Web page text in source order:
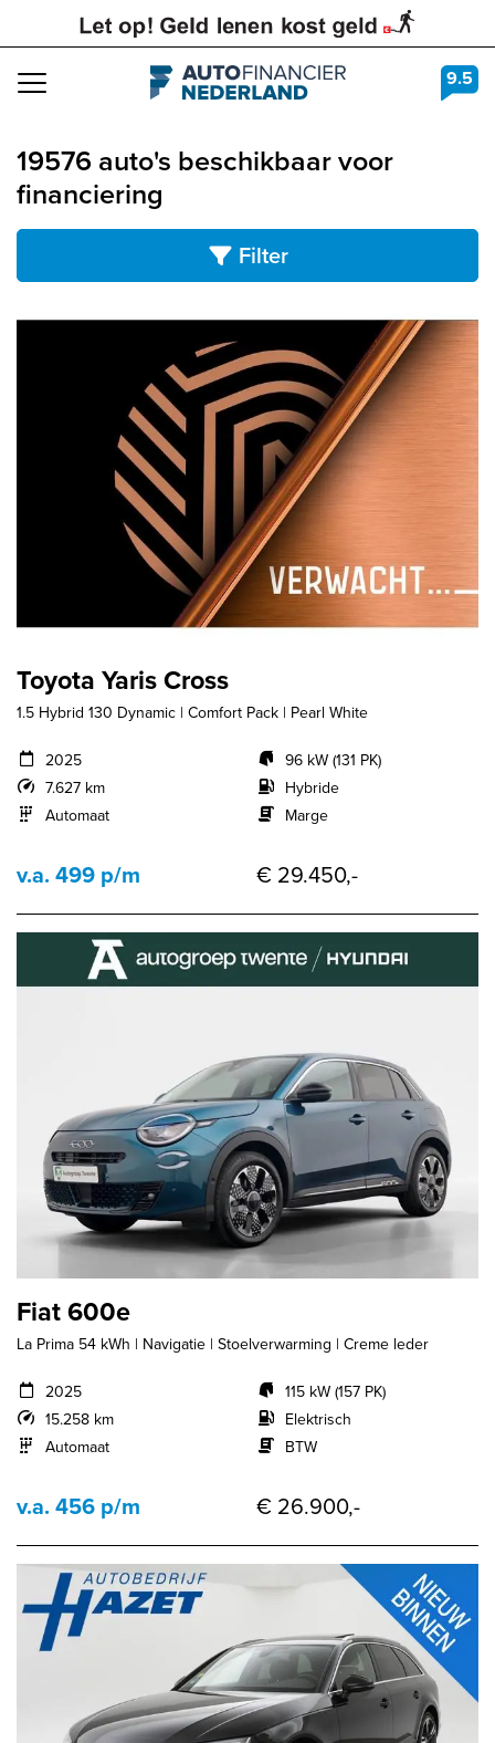
Navigation 9.5
19576 auto's beschikbaar voor
financiering
Filter
Toyota Yaris Cross
1.5 Hybrid 130 Dynamic | Comfort Pack | Pearl White
2025
7.627 km
Automaat
96 kW (131 PK)
Hybride
Marge
v.a. 499 p/m € 29.450,-
Fiat 600e
La Prima 54 kWh | Navigatie | Stoelverwarming | Creme leder
2025
15.258 km
Automaat
115 kW (157 PK)
Elektrisch
BTW
v.a. 456 p/m € 26.900,-